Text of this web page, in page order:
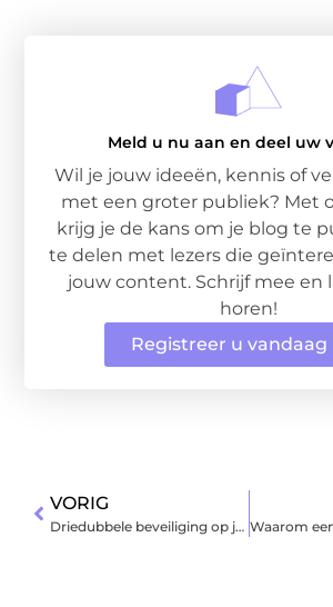
Meld u nu aan en deel uw
Wil je jouw ideeën, kennis of
met een groter publiek? Met
krijg je de kans om je blog te
te delen met lezers die
jouw content. Schrijf mee en
horen!
Registreer u vandaag
VORIG
Driedubbele beveiliging op je huis